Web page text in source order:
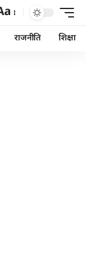
राजनीति शिक्षा